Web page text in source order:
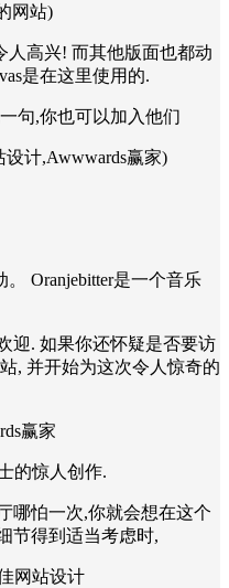
网站)
人高兴! 而其他版面也都动
是在这里使用的.
句,你也可以加入他们
设计,Awwwards赢家)
Oranjebitter是一个音乐
迎. 如果你还怀疑是否要访
, 并开始为这次令人惊奇的
赢家
的惊人创作.
哪怕一次,你就会想在这个
节得到适当考虑时,
网站设计